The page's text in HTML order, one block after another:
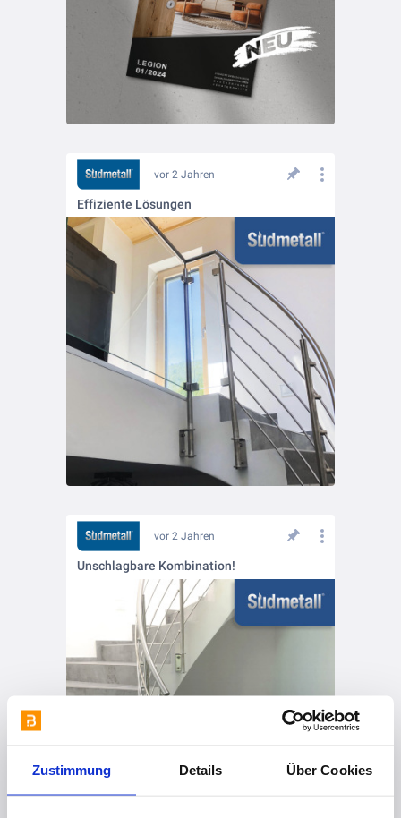
Zustimmung Details Über Cookies
vor 2 Jahren
Effiziente Lösungen
vor 2 Jahren
Unschlagbare Kombination!